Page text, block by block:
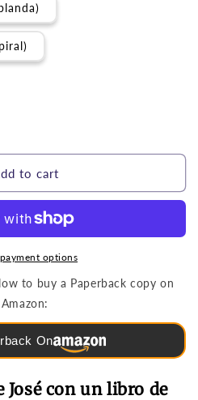
to cart
options
to buy a Paperback copy on
Amazon:
On
José con un libro de